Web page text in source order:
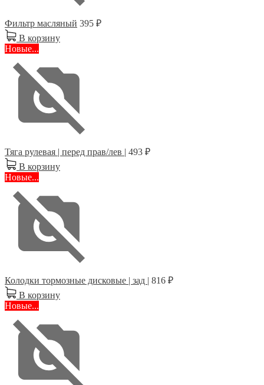
Фильтр масляный 395 ₽
В корзину
Новые...
Тяга рулевая | перед прав/лев | 493 ₽
В корзину
Новые...
Колодки тормозные дисковые | зад | 816 ₽
В корзину
Новые...